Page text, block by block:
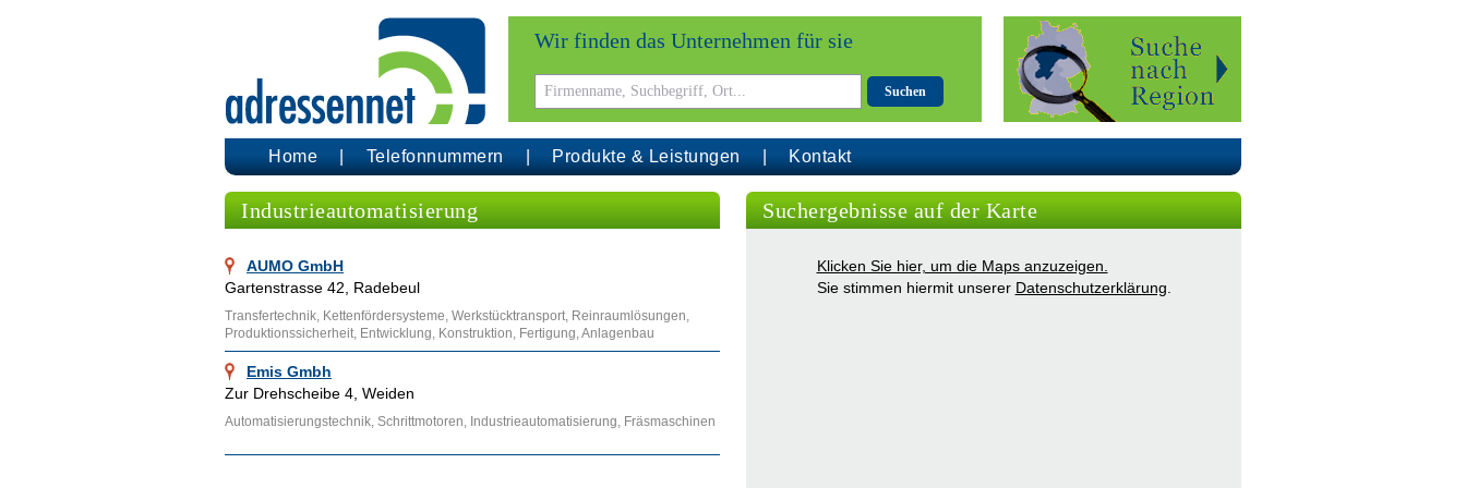
Wir finden das Unternehmen für sie
Suchen
Home Telefonnummern Produkte & Leistungen Kontakt
Industrieautomatisierung
AUMO GmbH
Gartenstrasse 42, Radebeul
Transfertechnik, Kettenfördersysteme, Werkstücktransport, Reinraumlösungen,
Produktionssicherheit, Entwicklung, Konstruktion, Fertigung, Anlagenbau
Emis Gmbh
Zur Drehscheibe 4, Weiden
Automatisierungstechnik, Schrittmotoren, Industrieautomatisierung, Fräsmaschinen
Suchergebnisse auf der Karte
Klicken Sie hier, um die Maps anzuzeigen.
Sie stimmen hiermit unserer Datenschutzerklärung